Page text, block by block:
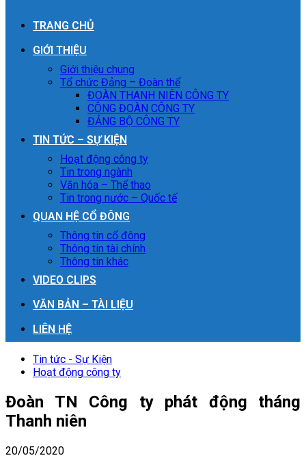
TRANG CHỦ
GIỚI THIỆU
Giới thiệu chung
Tổ chức Đảng – Đoàn thể
ĐOÀN THANH NIÊN CÔNG TY
CÔNG ĐOÀN CÔNG TY
ĐẢNG BỘ CÔNG TY
TIN TỨC – SỰ KIỆN
Hoạt động công ty
Tin trong ngành
Văn hóa – Thể thao
Tin trong nước – Quốc tế
QUAN HỆ CỔ ĐÔNG
Thông tin cổ đông
Thông tin tài chính
Thông tin khác
VIDEO CLIPS
VĂN BẢN – TÀI LIỆU
LIÊN HỆ
Tin tức - Sự Kiện
Hoạt động công ty
Đoàn TN Công ty phát động tháng
Thanh niên
20/05/2020